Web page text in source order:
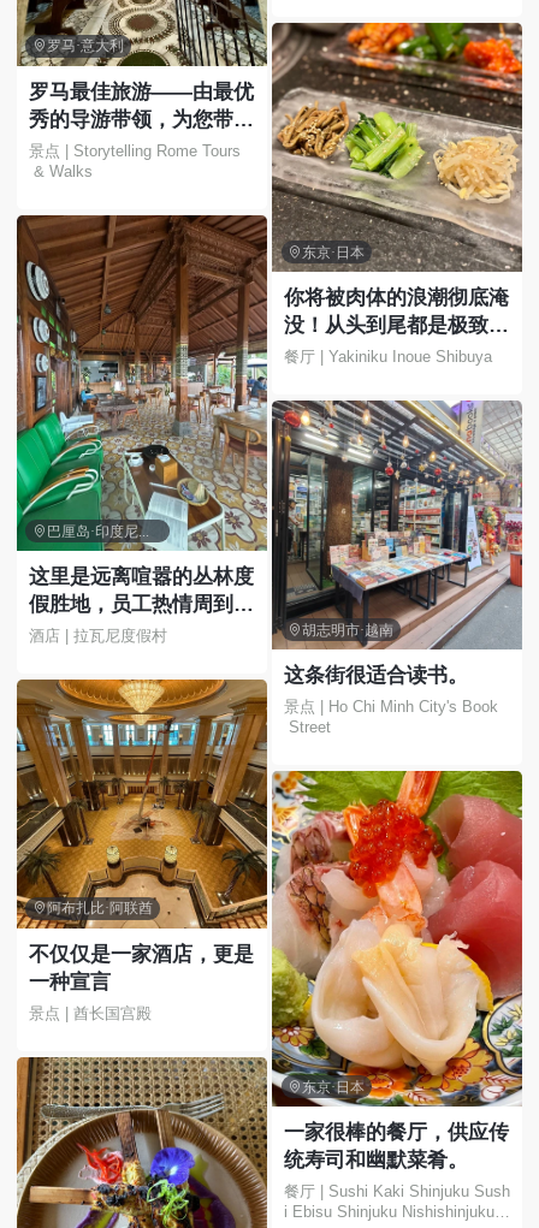
 罗马·意大利
罗马最佳旅游——由最优
秀的导游带领，为您带来
难忘的体验！
景点 | Storytelling Rome Tours
& Walks
 巴厘岛·印度尼西亚
这里是远离喧嚣的丛林度
假胜地，员工热情周到，
食物美味可口，地理位置
们非常享受在这里的每一
刻。
酒店 | 拉瓦尼度假村
 东京·日本
你将被肉体的浪潮彻底淹
没！从头到尾都是极致的
快感！
餐厅 | Yakiniku Inoue Shibuya
阿布扎比·阿联酋
不仅仅是一家酒店，更是
一种宣言
景点 | 酋长国宫殿
胡志明市·越南
这条街很适合读书。
景点 | Ho Chi Minh City's Book
Street
 东京·日本
一家很棒的餐厅，供应传
统寿司和幽默菜肴。
餐厅 | Sushi Kaki Shinjuku Sush
i Ebisu Shinjuku Nishishinjuku K